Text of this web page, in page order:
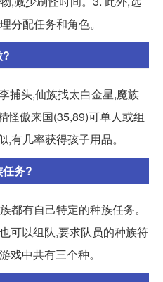
分配任务和角色。
?
捕头,仙族找太白金星,魔族
怪傲来国(35,89)可单人或组
有几率获得孩子用品。
务?
都有自己特定的种族任务。
可以组队,要求队员的种族符
戏中共有三个种。